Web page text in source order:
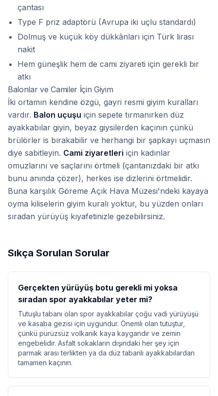
çantası
Type F priz adaptörü (Avrupa iki uçlu standardı)
Dolmuş ve küçük köy dükkânları için Türk lirası
nakit
Hem güneşlik hem de cami ziyareti için gerekli bir
atkı
Balonlar ve Camiler İçin Giyim
İki ortamın kendine özgü, gayri resmi giyim kuralları
vardır. Balon uçuşu için sepete tırmanırken düz
ayakkabılar giyin, beyaz giysilerden kaçının çünkü
brülörler is bırakabilir ve herhangi bir şapkayı uçmasın
diye sabitleyin. Cami ziyaretleri için kadınlar
omuzlarını ve saçlarını örtmeli (çantanızdaki bir atkı
bunu anında çözer), herkes ise dizlerini örtmelidir.
Buna karşılık Göreme Açık Hava Müzesi'ndeki kayaya
oyma kiliselerin giyim kuralı yoktur, bu yüzden onları
sıradan yürüyüş kıyafetinizle gezebilirsiniz.
Sıkça Sorulan Sorular
Gerçekten yürüyüş botu gerekli mi yoksa
sıradan spor ayakkabılar yeter mi?
Tutuşlu tabanı olan spor ayakkabılar çoğu vadi yürüyüşü
ve kasaba gezisi için uygundur. Önemli olan tutuştur,
çünkü pürüzsüz volkanik kaya kaygandır ve zemin
engebelidir. Asfalt sokakların dışındaki her şey için
parmak arası terlikten ya da düz tabanlı ayakkabılardan
tamamen kaçının.